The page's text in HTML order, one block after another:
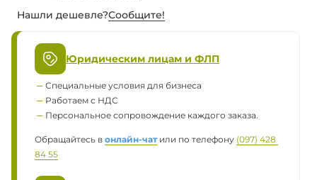
Нашли дешевле?Сообщите!
Юридическим лицам и ФЛП
Специальные условия для бизнеса
Работаем с НДС
Персональное сопровождение каждого заказа.
Обращайтесь в онлайн-чатили по телефону (097) 428
84 55